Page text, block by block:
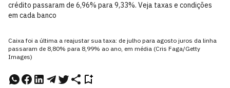
crédito passaram de 6,96% para 9,33%. Veja taxas e condições
em cada banco
Caixa foi a última a reajustar sua taxa: de julho para agosto juros da linha
passaram de 8,80% para 8,99% ao ano, em média (Cris Faga/Getty
Images)